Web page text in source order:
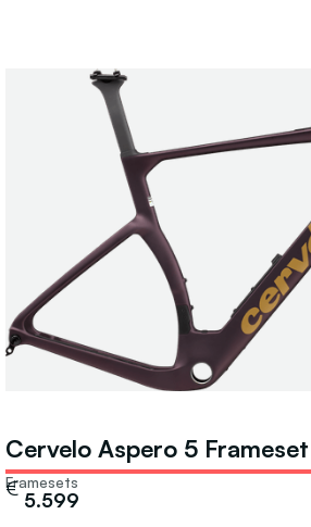
Cervelo Aspero 5
Framesets
5.599
€